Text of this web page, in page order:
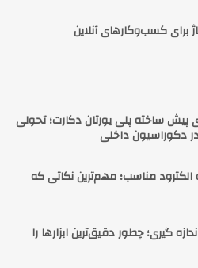
برای کسب‌وکارهای آنلاین
پیش ساخته پلی یورتان دکارت؛ تحولی
دکوراسیون داخلی
مناسب؛ مهم‌ترین نکاتی که
گیری؛ چطور دقیق‌ترین ابزارها را